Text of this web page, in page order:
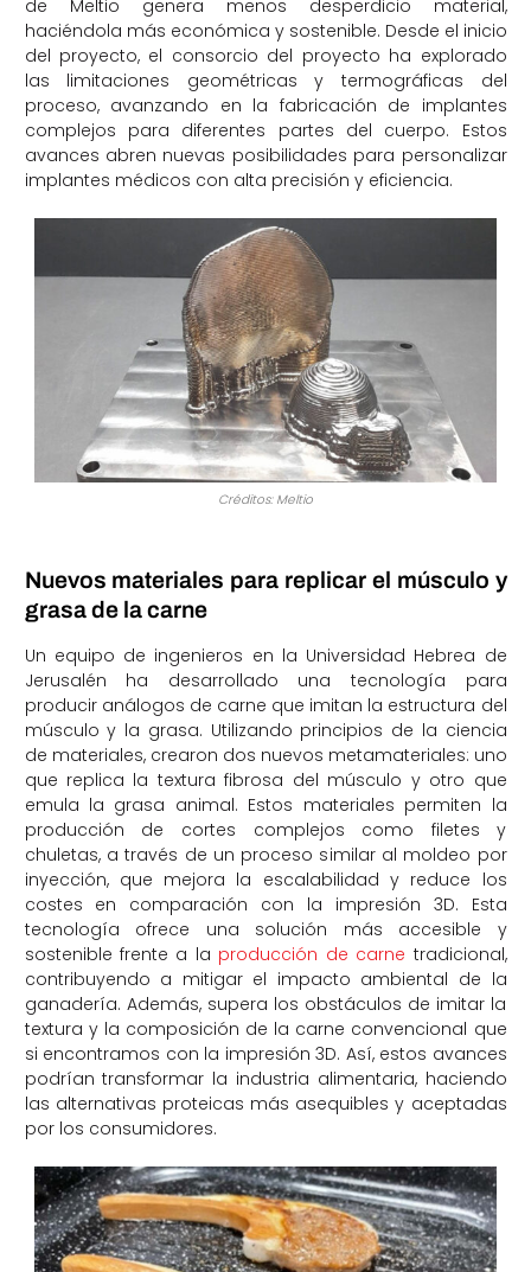
de Meltio genera menos desperdicio material,
haciéndola más económica y sostenible. Desde el inicio
del proyecto, el consorcio del proyecto ha explorado
las limitaciones geométricas y termográficas del
proceso, avanzando en la fabricación de implantes
complejos para diferentes partes del cuerpo. Estos
avances abren nuevas posibilidades para personalizar
implantes médicos con alta precisión y eficiencia.
Créditos: Meltio
Nuevos materiales para replicar el músculo y
grasa de la carne
Un equipo de ingenieros en la Universidad Hebrea de
Jerusalén ha desarrollado una tecnología para
producir análogos de carne que imitan la estructura del
músculo y la grasa. Utilizando principios de la ciencia
de materiales, crearon dos nuevos metamateriales: uno
que replica la textura fibrosa del músculo y otro que
emula la grasa animal. Estos materiales permiten la
producción de cortes complejos como filetes y
chuletas, a través de un proceso similar al moldeo por
inyección, que mejora la escalabilidad y reduce los
costes en comparación con la impresión 3D. Esta
tecnología ofrece una solución más accesible y
sostenible frente a la producción de carne tradicional,
contribuyendo a mitigar el impacto ambiental de la
ganadería. Además, supera los obstáculos de imitar la
textura y la composición de la carne convencional que
si encontramos con la impresión 3D. Así, estos avances
podrían transformar la industria alimentaria, haciendo
las alternativas proteicas más asequibles y aceptadas
por los consumidores.